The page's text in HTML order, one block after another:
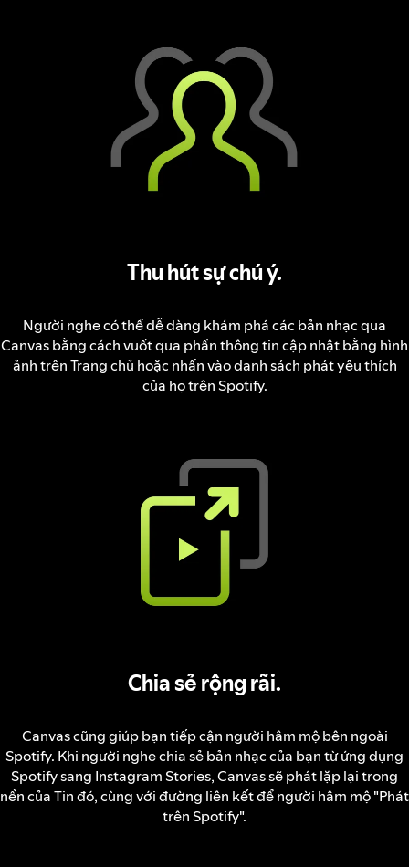
Thu hút sự chú ý.
Người nghe có thể dễ dàng khám phá các bản nhạc qua
Canvas bằng cách vuốt qua phần thông tin cập nhật bằng hình
ảnh trên Trang chủ hoặc nhấn vào danh sách phát yêu thích
của họ trên Spotify.
Chia sẻ rộng rãi.
Canvas cũng giúp bạn tiếp cận người hâm mộ bên ngoài
Spotify. Khi người nghe chia sẻ bản nhạc của bạn từ ứng dụng
Spotify sang Instagram Stories, Canvas sẽ phát lặp lại trong
nền của Tin đó, cùng với đường liên kết để người hâm mộ "Phát
trên Spotify".